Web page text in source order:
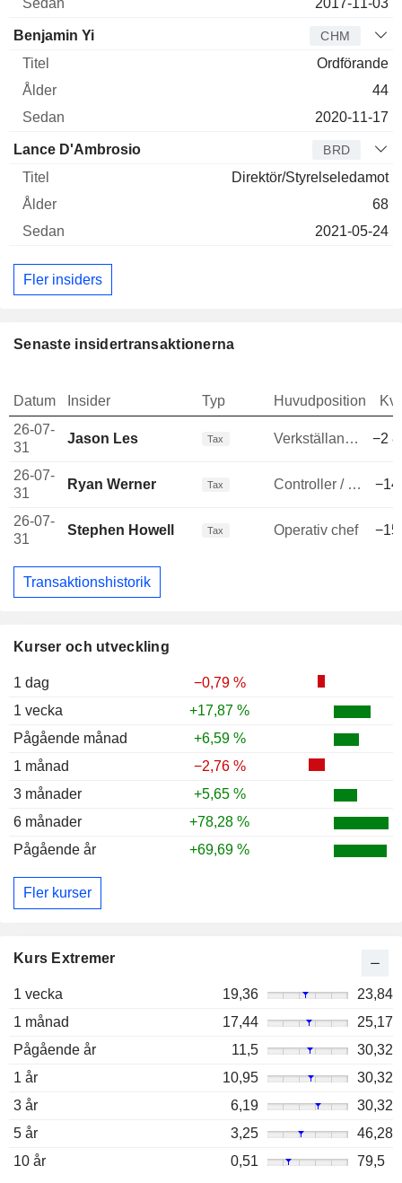
Kurser och utveckling
1 dag
−0,79 %
1 vecka
+17,87 %
Pågående månad
+6,59 %
1 månad
−2,76 %
3 månader
+5,65 %
6 månader
+78,28 %
Pågående år
+69,69 %
Fler kurser
Kurs Extremer
1 vecka 19,36
23,84
1 månad
17,44
25,17
Pågående år
11,5
30,32
1 år
10,95
30,32
3 år
6,19
30,32
5 år
3,25
46,28
10 år
0,51 79,5
2017-11-03
Benjamin Yi CHM
Ordförande
44
2020-11-17
Lance D'Ambrosio BRD
Direktör/Styrelseledamot
68
2021-05-24
Fler insiders
Senaste insidertransaktionerna
Datum Insider Typ Huvudposition
26-07-
31
Jason Les Tax Verkställande direktör −2
26-07-
31
Ryan Werner Tax Controller / Revisor
26-07-
31
Stephen Howell Tax Operativ chef
Transaktionshistorik